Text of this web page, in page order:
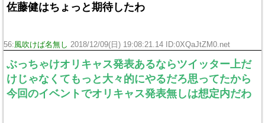
佐藤健はちょっと期待したわ
56:風吹けば名無し 2018/12/09(日) 19:08:21.14 ID:0XQaJtZM0.net
ぶっちゃけオリキャス発表あるならツイッター上だ
けじゃなくてもっと大々的にやるだろ思ってたから
今回のイベントでオリキャス発表無しは想定内だわ